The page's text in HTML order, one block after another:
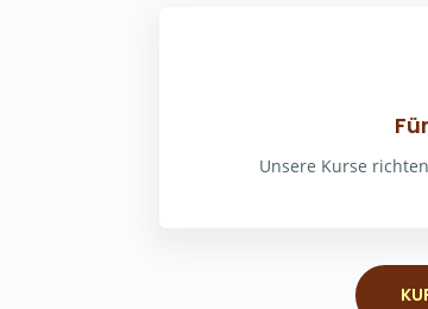
Unsere Kurse